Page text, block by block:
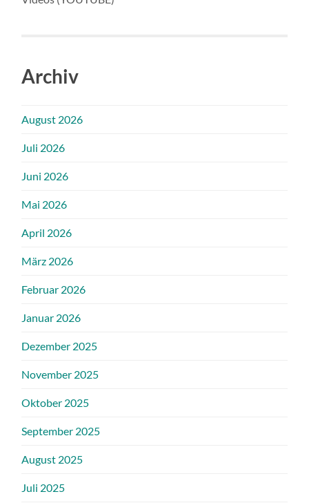
Archiv
August 2026
Juli 2026
Juni 2026
Mai 2026
April 2026
März 2026
Februar 2026
Januar 2026
Dezember 2025
November 2025
Oktober 2025
September 2025
August 2025
Juli 2025